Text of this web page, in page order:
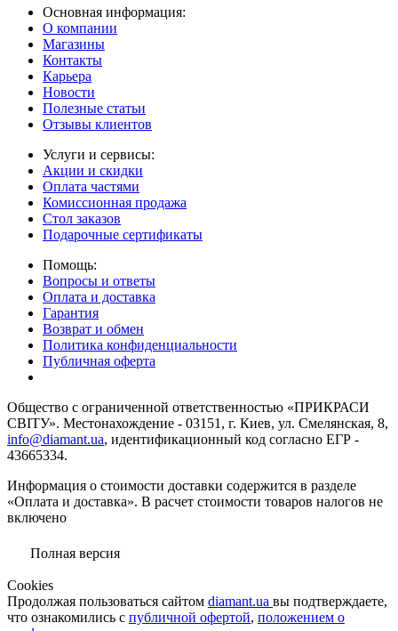
Основная информация:
О компании
Магазины
Контакты
Карьера
Новости
Полезные статьи
Отзывы клиентов
Услуги и сервисы:
Акции и скидки
Оплата частями
Комиссионная продажа
Стол заказов
Подарочные сертификаты
Помощь:
Вопросы и ответы
Оплата и доставка
Гарантия
Возврат и обмен
Политика конфиденциальности
Публичная оферта
Общество с ограниченной ответственностью «ПРИКРАСИ
СВІТУ». Местонахождение - 03151, г. Киев, ул. Смелянская, 8,
info@diamant.ua, идентификационный код согласно ЕГР -
43665334.
Информация о стоимости доставки содержится в разделе
«Оплата и доставка». В расчет стоимости товаров налогов не
включено
Полная версия
Сookies
Продолжая пользоваться сайтом diamant.ua вы подтверждаете,
что ознакомились с публичной офертой, положением о